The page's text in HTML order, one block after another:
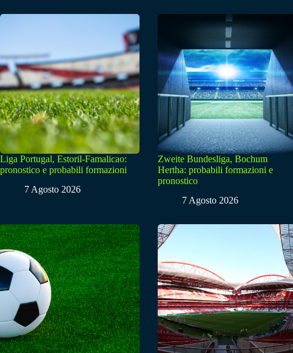
Liga Portugal, Estoril-Famalicao:
pronostico e probabili formazioni
7 Agosto 2026
Zweite Bundesliga, Bochum
Hertha: probabili formazioni e
pronostico
7 Agosto 2026